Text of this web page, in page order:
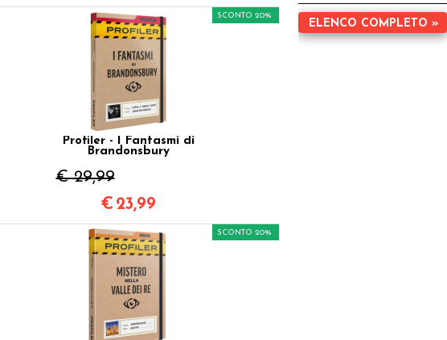
Profiler - I Fantasmi di
Brandonsbury
€ 29,99
SCONTO 20%
€ 23,99
SCONTO 20%
ELENCO COMPLETO »